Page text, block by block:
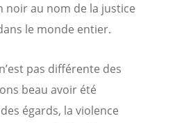
noir au nom de la justice
le monde entier.
pas différente des
beau avoir été
égards, la violence